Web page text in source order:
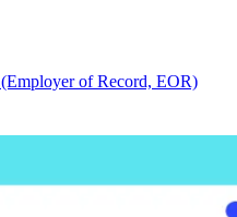
(Employer of Record, EOR)